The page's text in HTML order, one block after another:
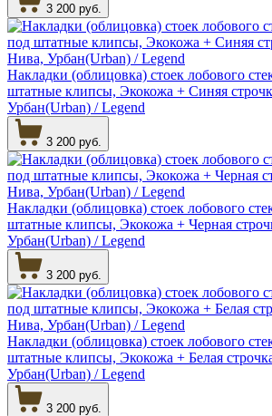
3 200 руб.
Накладки (облицовка) стоек лобового
штатные клипсы, Экокожа + Синяя
Урбан(Urban) / Legend
3 200 руб.
Накладки (облицовка) стоек лобового
штатные клипсы, Экокожа + Черная
Урбан(Urban) / Legend
3 200 руб.
Накладки (облицовка) стоек лобового
штатные клипсы, Экокожа + Белая
Урбан(Urban) / Legend
3 200 руб.